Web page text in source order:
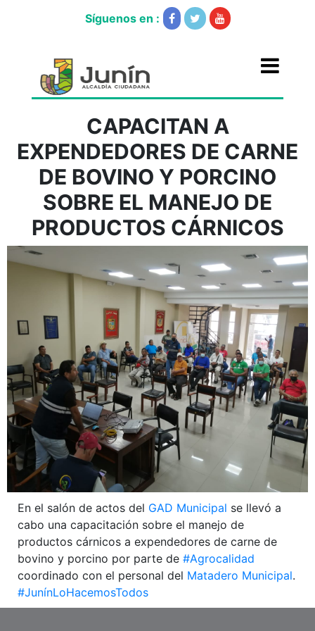
Síguenos en :
CAPACITAN A
EXPENDEDORES DE CARNE
DE BOVINO Y PORCINO
SOBRE EL MANEJO DE
PRODUCTOS CÁRNICOS
En el salón de actos del GAD Municipal se llevó a
cabo una capacitación sobre el manejo de
productos cárnicos a expendedores de carne de
bovino y porcino por parte de #Agrocalidad
coordinado con el personal del Matadero Municipal.
#JunínLoHacemosTodos